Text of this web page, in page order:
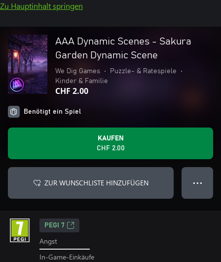
Zu Hauptinhalt springen
AAA Dynamic Scenes - Sakura
Garden Dynamic Scene
We Dig Games • Puzzle- & Ratespiele
•
Kinder & Familie
CHF 2.00
Benötigt ein Spiel
KAUFEN
CHF 2.00
ZUR WUNSCHLISTE HINZUFÜGEN ● ● ●
PEGI 7
Angst
In-Game-Einkäufe